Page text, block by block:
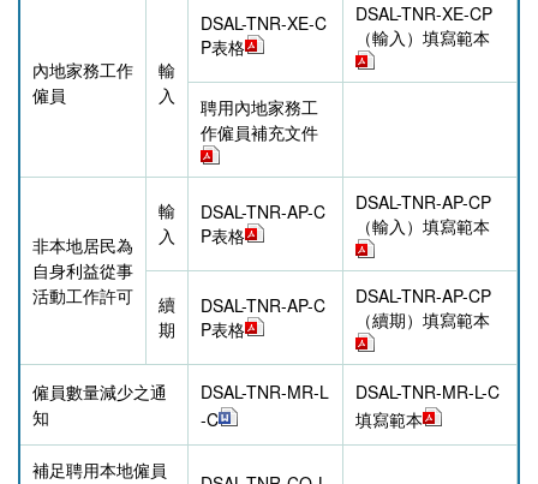
內地家務工作
僱員
輸
入
DSAL-TNR-XE-C
P表格
DSAL-TNR-XE-CP
（輸入）填寫範本
聘用內地家務工
作僱員補充文件
非本地居民為
自身利益從事
活動工作許可
輸
入
DSAL-TNR-AP-C
P表格
DSAL-TNR-AP-CP
（輸入）填寫範本
續
期
DSAL-TNR-AP-C
P表格
DSAL-TNR-AP-CP
（續期）填寫範本
僱員數量減少之通
知
DSAL-TNR-MR-L
-C
DSAL-TNR-MR-L-C
填寫範本
補足聘用本地僱員